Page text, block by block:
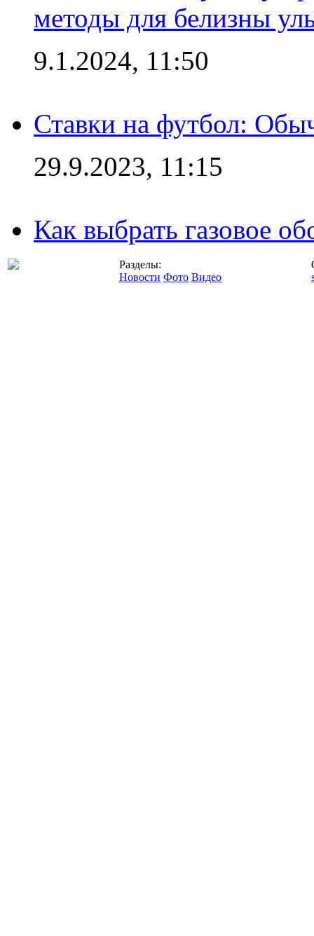
методы для белизны
9.1.2024, 11:50
Ставки на футбол:
29.9.2023, 11:15
Как выбрать газовое
Разделы:
Новости Фото Видео